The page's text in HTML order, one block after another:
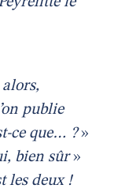
publie
ce que… ?»
bien sûr»
les deux !